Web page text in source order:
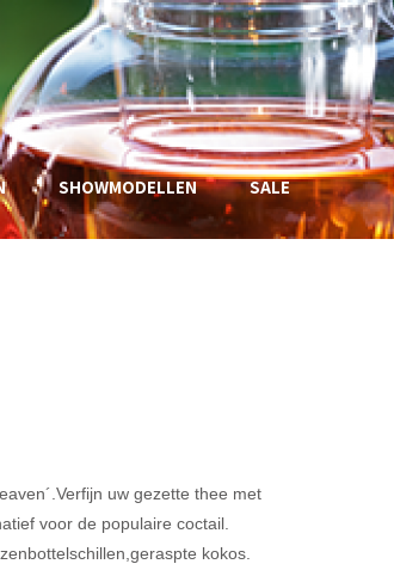
SHOWMODELLEN SALE
uw gezette thee met
voor de populaire coctail.
kokos.